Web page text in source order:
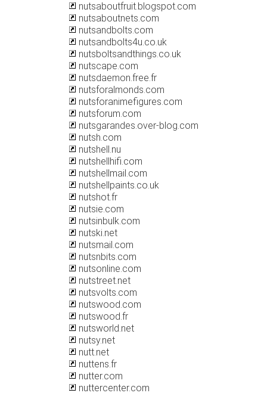
nutsaboutfruit.blogspot.com
nutsaboutnets.com
nutsandbolts.com
nutsandbolts4u.co.uk
nutsboltsandthings.co.uk
nutscape.com
nutsdaemon.free.fr
nutsforalmonds.com
nutsforanimefigures.com
nutsforum.com
nutsgarandes.over-blog.com
nutsh.com
nutshell.nu
nutshellhifi.com
nutshellmail.com
nutshellpaints.co.uk
nutshot.fr
nutsie.com
nutsinbulk.com
nutski.net
nutsmail.com
nutsnbits.com
nutsonline.com
nutstreet.net
nutsvolts.com
nutswood.com
nutswood.fr
nutsworld.net
nutsy.net
nutt.net
nuttens.fr
nutter.com
nuttercenter.com